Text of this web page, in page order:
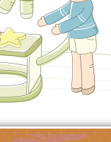
教育文
會思考
學巡
係的挑
大成國
學年
班鑑定
本市「
懷平臺
忠貞國